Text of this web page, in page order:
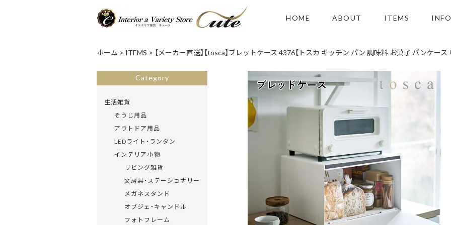
HOME ABOUT ITEMS
ホーム > ITEMS > 【メーカー直送】【tosca】ブレットケース 4376【トスカ キッチン パン 調味料 お菓子 パンケース
Category
生活雑貨
そうじ用品
アウトドア用品
LEDライト・ランタン
インテリア小物
リビング雑貨
文房具・ステーショナリー
メガネスタンド
オブジェ・キャンドル
フォトフレーム